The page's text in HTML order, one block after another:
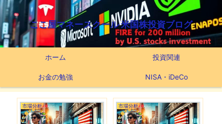
ここ屋マネースクール 米国株投資ブログ
ホーム 投資関連
お金の勉強 NISA・iDeCo
市場分析 市場分析